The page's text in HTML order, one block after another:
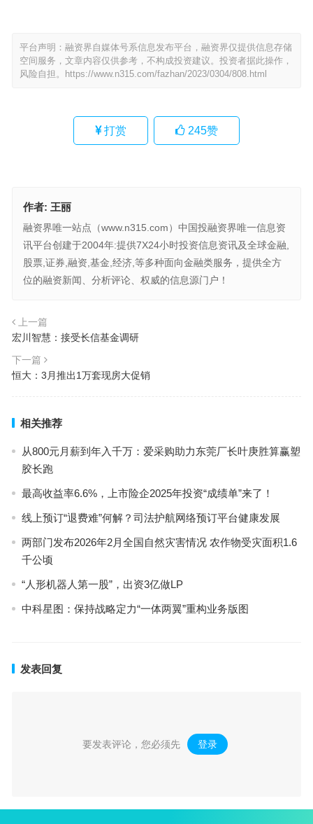
平台声明：融资界自媒体号系信息发布平台，融资界仅提供信息存储
空间服务，文章内容仅供参考，不构成投资建议。投资者据此操作，
风险自担。
https://www.n315.com/fazhan/2023/0304/808.html
打赏 245赞
作者: 王丽
融资界唯一站点（www.n315.com）中国投融资界唯一信息资
讯平台创建于2004年:提供7X24小时投资信息资讯及全球金融,
股票,证券,融资,基金,经济,等多种面向金融类服务，提供全方
位的融资新闻、分析评论、权威的信息源门户！
上一篇
宏川智慧：接受长信基金调研
下一篇
恒大：3月推出1万套现房大促销
相关推荐
从800元月薪到年入千万：爱采购助力东莞厂长叶庚胜算赢塑
胶长跑
最高收益率6.6%，上市险企2025年投资“成绩单”来了！
线上预订“退费难”何解？司法护航网络预订平台健康发展
两部门发布2026年2月全国自然灾害情况 农作物受灾面积1.6
千公顷
“人形机器人第一股”，出资3亿做LP
中科星图：保持战略定力“一体两翼”重构业务版图
发表回复
要发表评论，您必须先 登录 。